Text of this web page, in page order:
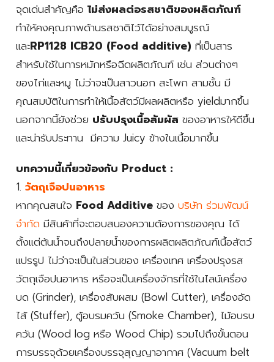
จุดเด่นสำคัญคือ ไม่ส่งผลต่อรสชาติของผลิตภัณฑ์
ทำให้คงคุณภาพด้านรสชาติไว้ได้อย่างสมบูรณ์
และRP1128 ICB20 (Food additive) ที่เป็นสาร
สำหรับใช้ในการหมักหรือฉีดผลิตภัณฑ์ เช่น ส่วนต่างๆ
ของไก่และหมู ไม่ว่าจะเป็นสาวนอก สะโพก สามชั้น มี
คุณสมบัติในการทำให้เนื้อสัตว์มีผลผลิตหรือ yieldมากขึ้น
นอกจากนี้ยังช่วย ปรับปรุงเนื้อสัมผัส ของอาหารให้ดีขึ้น
และน่ารับประทาน มีความ Juicy ข้างในเนื้อมากขึ้น
บทความนี้เกี่ยวข้องกับ Product :
1. วัตถุเจือปนอาหาร
หากคุณสนใจ Food Additive ของ บริษัท ร่วมพัฒน์
จำกัด มีสินค้าที่จะตอบสนองความต้องการของคุณ ได้
ตั้งแต่ต้นน้ำจนถึงปลายน้ำของการผลิตผลิตภัณฑ์เนื้อสัตว์
แปรรูป ไม่ว่าจะเป็นในส่วนของ เครื่องเทศ เครื่องปรุงรส
วัตถุเจือปนอาหาร หรือจะเป็นเครื่องจักรที่ใช้ในไลน์เครื่อง
บด (Grinder), เครื่องสับผสม (Bowl Cutter), เครื่องอัด
ไส้ (Stuffer), ตู้อบรมควัน (Smoke Chamber), ไม้อบรบ
ควัน (Wood log หรือ Wood Chip) รวมไปถึงขั้นตอน
การบรรจุด้วยเครื่องบรรจุสุญญาอากาศ (Vacuum belt